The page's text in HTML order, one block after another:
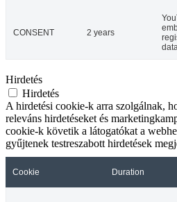
CONSENT 2 years
data.
Hirdetés
Hirdetés
A hirdetési cookie-k arra szolgálnak,
releváns hirdetéseket és
cookie-k követik a látogatókat a
gyűjtenek testreszabott hirdetések
Cookie Duration